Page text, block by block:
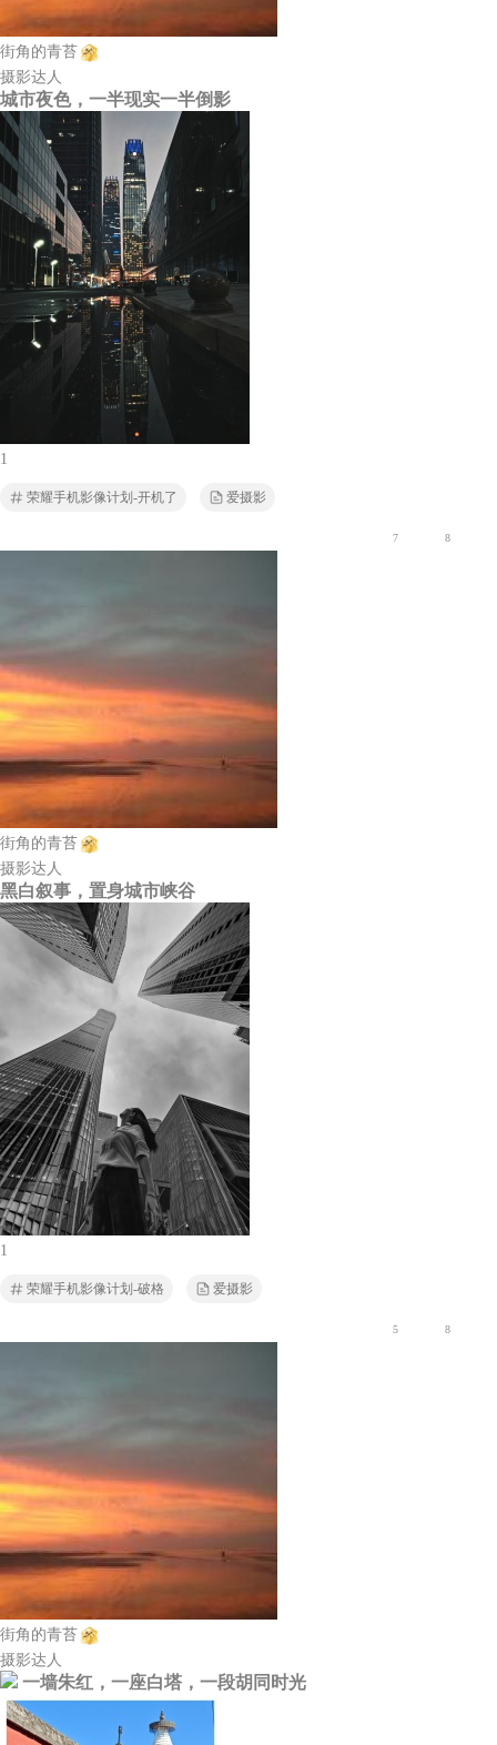
街角的青苔
摄影达人
城市夜色，一半现实一半倒影
1
荣耀手机影像计划-开机了 爱摄影
7 8
街角的青苔
摄影达人
黑白叙事，置身城市峡谷
1
荣耀手机影像计划-破格 爱摄影
5 8
街角的青苔
摄影达人
一墙朱红，一座白塔，一段胡同时光